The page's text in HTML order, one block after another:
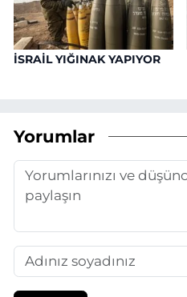
İSRAİL YIĞINAK YAPIYOR
Yorumlar